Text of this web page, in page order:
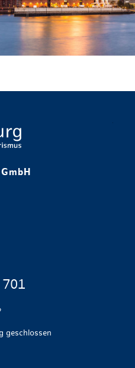
geschlossen